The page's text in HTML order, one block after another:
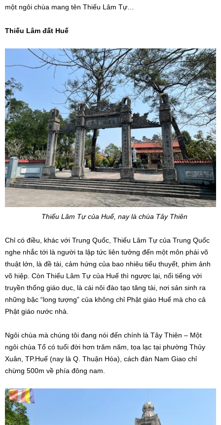
một ngôi chùa mang tên Thiếu Lâm Tự…
Thiếu Lâm đất Huế
Thiếu Lâm Tự của Huế, nay là chùa Tây Thiên
Chỉ có điều, khác với Trung Quốc, Thiếu Lâm Tự của Trung Quốc
nghe nhắc tới là người ta lập tức liên tưởng đến một môn phái võ
thuật lớn, là đề tài, cảm hứng của bao nhiêu tiểu thuyết, phim ảnh
võ hiệp. Còn Thiếu Lâm Tự của Huế thì ngược lại, nổi tiếng với
truyền thống giáo dục, là cái nôi đào tạo tăng tài, nơi sản sinh ra
những bậc “long tượng” của không chỉ Phật giáo Huế mà cho cả
Phật giáo nước nhà.
Ngôi chùa mà chúng tôi đang nói đến chính là Tây Thiên – Một
ngôi chùa Tổ có tuổi đời hơn trăm năm, tọa lạc tại phường Thủy
Xuân, TP.Huế (nay là Q. Thuận Hóa), cách đàn Nam Giao chỉ
chừng 500m về phía đông nam.